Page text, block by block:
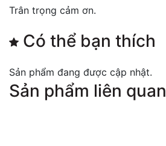
Trân trọng cảm ơn.
Có thể bạn thích
Sản phẩm đang được cập nhật.
Sản phẩm liên quan